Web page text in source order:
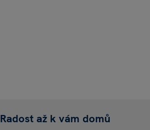
Radost až k vám domů